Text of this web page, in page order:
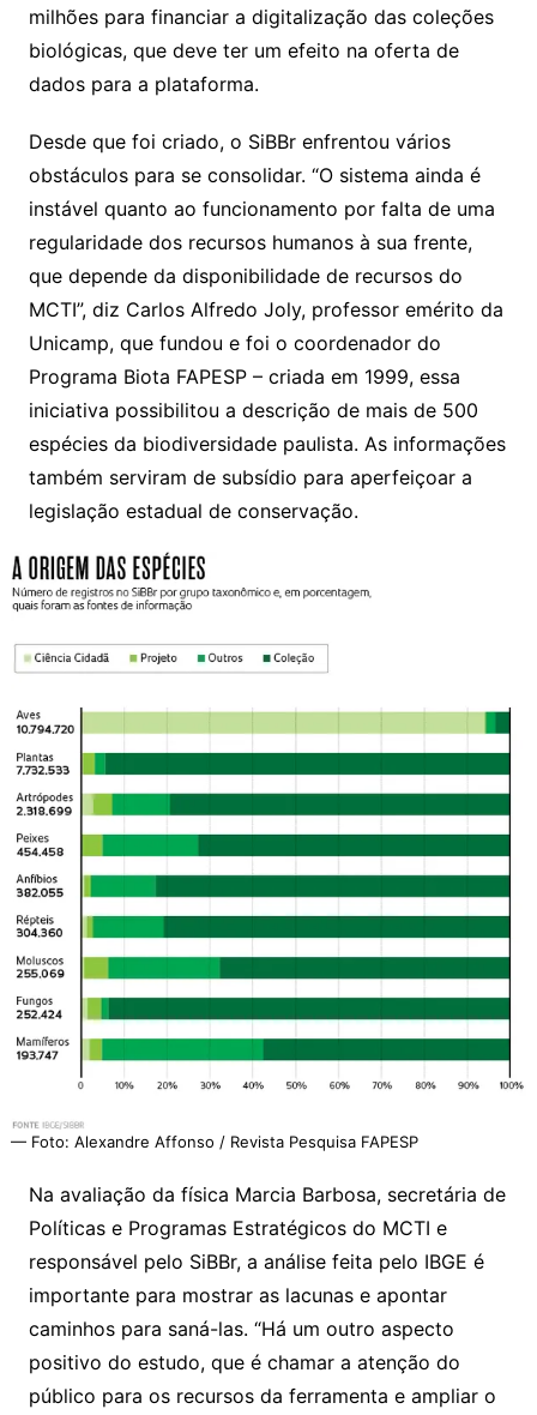
milhões para financiar a digitalização das coleções
biológicas, que deve ter um efeito na oferta de
dados para a plataforma.
Desde que foi criado, o SiBBr enfrentou vários
obstáculos para se consolidar. “O sistema ainda é
instável quanto ao funcionamento por falta de uma
regularidade dos recursos humanos à sua frente,
que depende da disponibilidade de recursos do
MCTI”, diz Carlos Alfredo Joly, professor emérito da
Unicamp, que fundou e foi o coordenador do
Programa Biota FAPESP – criada em 1999, essa
iniciativa possibilitou a descrição de mais de 500
espécies da biodiversidade paulista. As informações
também serviram de subsídio para aperfeiçoar a
legislação estadual de conservação.
— Foto: Alexandre Affonso / Revista Pesquisa FAPESP
Na avaliação da física Marcia Barbosa, secretária de
Políticas e Programas Estratégicos do MCTI e
responsável pelo SiBBr, a análise feita pelo IBGE é
importante para mostrar as lacunas e apontar
caminhos para saná-las. “Há um outro aspecto
positivo do estudo, que é chamar a atenção do
público para os recursos da ferramenta e ampliar o